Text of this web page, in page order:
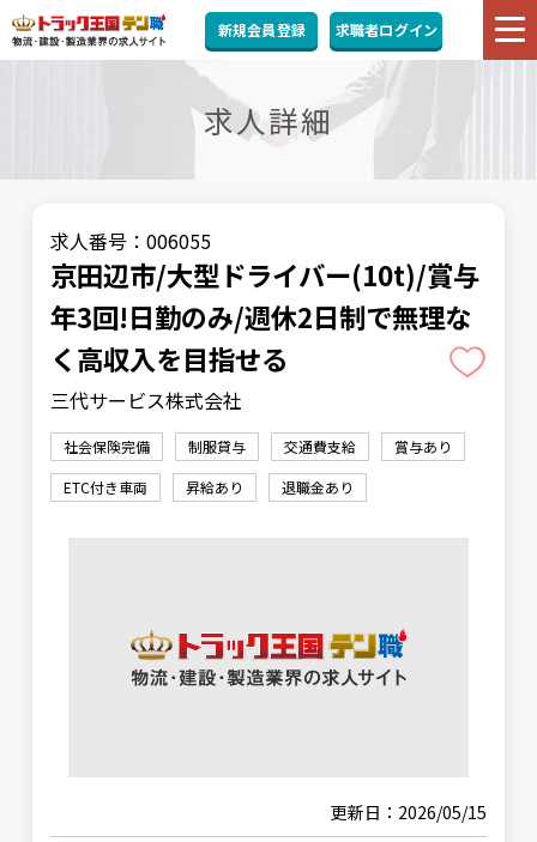
新規会員登録 求職者ログイン
求人詳細
求人番号：006055
京田辺市/大型ドライバー(10t)/賞与
年3回!日勤のみ/週休2日制で無理な
く高収入を目指せる
三代サービス株式会社
社会保険完備 制服貸与 交通費支給
賞与あり
ETC付き車両
昇給あり 退職金あり
更新日：2026/05/15